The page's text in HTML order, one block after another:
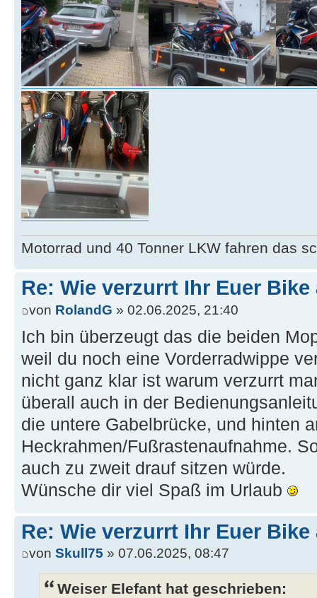
Motorrad und 40 Tonner LKW fahren das
Re: Wie verzurrt Ihr Euer
von RolandG » 02.06.2025, 21:40
Ich bin überzeugt das die beiden
weil du noch eine Vorderradwippe
nicht ganz klar ist warum verzurrt
überall auch in der
die untere Gabelbrücke, und hinten
Heckrahmen/Fußrastenaufnahme.
auch zu zweit drauf sitzen würde.
Wünsche dir viel Spaß im Urlaub
Re: Wie verzurrt Ihr Euer
von Skull75 » 07.06.2025, 08:47
Weiser Elefant hat geschrieben: